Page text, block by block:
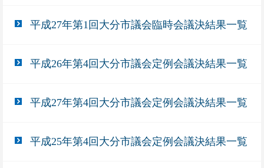
平成27年第1回大分市議会臨時会議決結果一覧
平成26年第4回大分市議会定例会議決結果一覧
平成27年第4回大分市議会定例会議決結果一覧
平成25年第4回大分市議会定例会議決結果一覧